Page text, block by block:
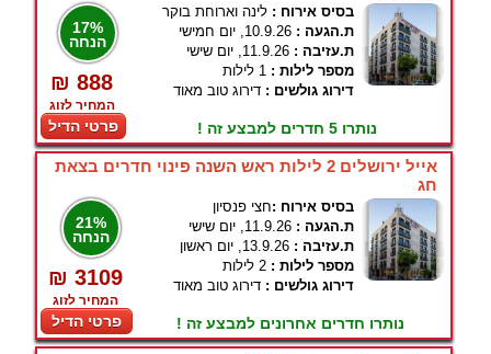
17%
הנחה
₪ 888
המחיר לזוג
פרטי הדיל
בסיס אירוח : לינה וארוחת בוקר
ת.הגעה : 10.9.26, יום חמישי
ת.עזיבה : 11.9.26, יום שישי
מספר לילות : 1 לילות
דירוג גולשים : דירוג טוב מאוד
נותרו 5 חדרים למבצע זה !
אייל ירושלים 2 לילות ראש השנה פינוי חדרים בצאת
חג
21%
הנחה
₪ 3109
המחיר לזוג
פרטי הדיל
בסיס אירוח :חצי פנסיון
ת.הגעה : 11.9.26, יום שישי
ת.עזיבה : 13.9.26, יום ראשון
מספר לילות : 2 לילות
דירוג גולשים : דירוג טוב מאוד
נותרו חדרים אחרונים למבצע זה !